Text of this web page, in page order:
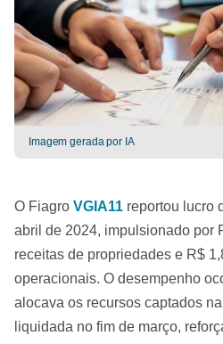
Imagem gerada por IA
O Fiagro VGIA11 reportou lucro
abril de 2024, impulsionado por
receitas de propriedades e R$
operacionais. O desempenho
alocava os recursos captados
liquidada no fim de março,